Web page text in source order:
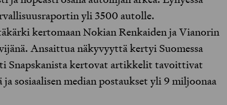
yli 3500 autolle.
kertomaan Nokian Renkaiden ja Vianorin
Ansaittua näkyvyyttä kertyi Suomessa
Snapskanista kertovat artikkelit tavoittivat
sosiaalisen median postaukset yli 9 miljoonaa